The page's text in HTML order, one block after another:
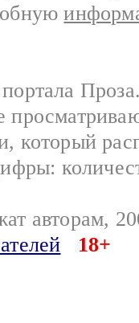
который
авторам,
18+